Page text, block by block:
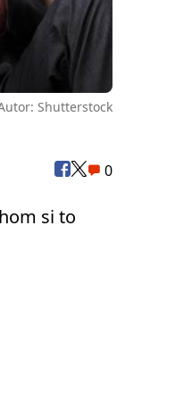
Shutterstock
0
si to